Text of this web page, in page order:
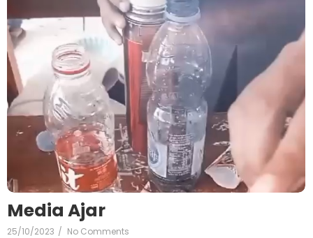
Media Ajar
25/10/2023 / No Comments